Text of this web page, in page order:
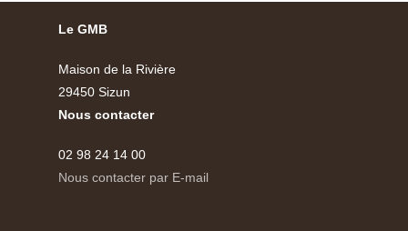
Le GMB
Maison de la Rivière
29450 Sizun
Nous contacter
02 98 24 14 00
Nous contacter par E-mail